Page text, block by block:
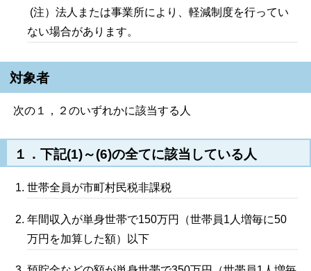
(注）法人または事業所により、軽減制度を行ってい
ない場合があります。
対象者
次の１，２のいずれかに該当する人
１．下記(1)～(6)の全てに該当している人
世帯全員が市町村民税非課税
年間収入が単身世帯で150万円（世帯員1人増毎に50
万円を加算した額）以下